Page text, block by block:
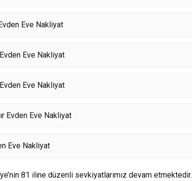
Eve Nakliyat
Eve Nakliyat
Eve Nakliyat
Evden Eve Nakliyat
Eve Nakliyat
81 iline düzenli sevkiyatlarımız devam etmektedir.